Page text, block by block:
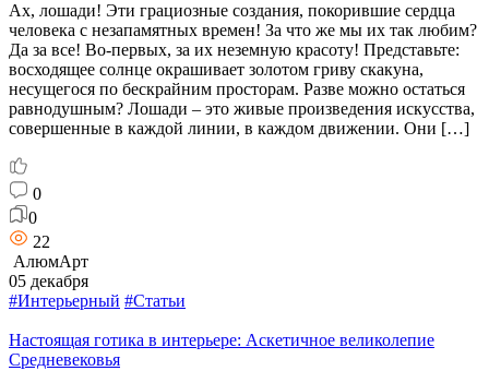
Ах, лошади! Эти грациозные создания, покорившие сердца
человека с незапамятных времен! За что же мы их так любим?
Да за все! Во-первых, за их неземную красоту! Представьте:
восходящее солнце окрашивает золотом гриву скакуна,
несущегося по бескрайним просторам. Разве можно остаться
равнодушным? Лошади – это живые произведения искусства,
совершенные в каждой линии, в каждом движении. Они […]
0
0
22
АлюмАрт
05 декабря
#Интерьерный #Статьи
Настоящая готика в интерьере: Аскетичное великолепие
Средневековья